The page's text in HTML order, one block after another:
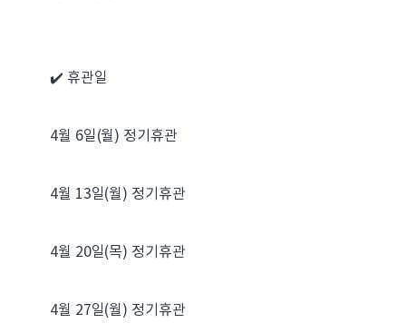
✔️ 휴관일
4월 6일(월) 정기휴관
4월 13일(월) 정기휴관
4월 20일(목) 정기휴관
4월 27일(월) 정기휴관